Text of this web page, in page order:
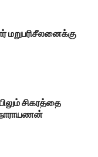
மறுபரிசீலனைக்கு
சிகரத்தை